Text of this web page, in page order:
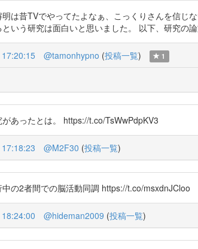
は昔TVでやってたよなぁ、こっくりさんを信じ
いう研究は面白いと思いました。 以下、研究
@tamonhypno (投稿一覧) 1
あったとは。 https://t.co/TsWwPdpKV3
@M2F30 (投稿一覧)
の2者間での脳活動同調 https://t.co/msxdnJCloo
@hideman2009 (投稿一覧)